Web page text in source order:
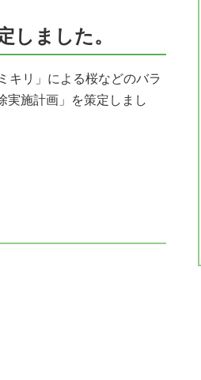
ました。
キリ」による桜などのバラ
実施計画」を策定しまし